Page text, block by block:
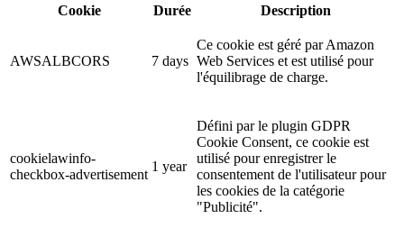
Cookie
Durée Description
AWSALBCORS 7 days
Ce cookie est géré par Amazon
Web Services et est utilisé pour
l'équilibrage de charge.
cookielawinfo-
checkbox-advertisement
1 year
Défini par le plugin GDPR
Cookie Consent, ce cookie est
utilisé pour enregistrer le
consentement de l'utilisateur pour
les cookies de la catégorie
"Publicité".